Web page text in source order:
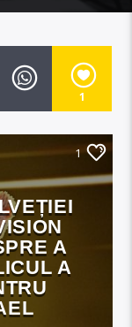
1
1
A
A